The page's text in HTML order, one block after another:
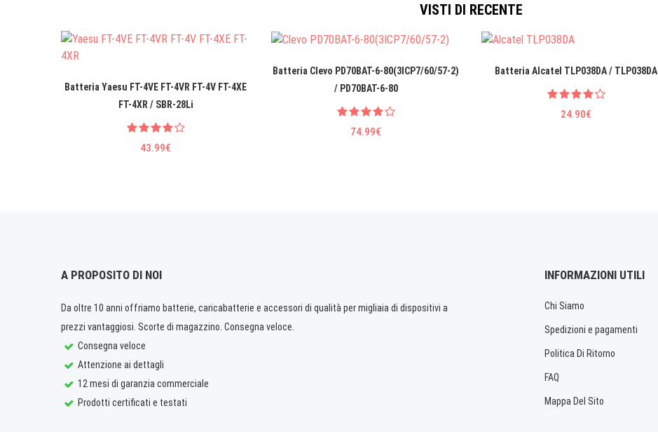
VISTI DI RECENTE
Batteria Yaesu FT-4VE FT-4VR FT-4V FT-4XE
FT-4XR / SBR-28Li
43.99€
Batteria Clevo PD70BAT-6-80(3ICP7/60/57-2)
/ PD70BAT-6-80
74.99€
Batteria Alcatel TLP038DA / TLP038DA
24.90€
A PROPOSITO DI NOI
Da oltre 10 anni offriamo batterie, caricabatterie e accessori di qualità per migliaia di dispositivi a
prezzi vantaggiosi. Scorte di magazzino. Consegna veloce.
Consegna veloce
Attenzione ai dettagli
12 mesi di garanzia commerciale
Prodotti certificati e testati
INFORMAZIONI UTILI
Chi Siamo
Spedizioni e pagamenti
Politica Di Ritorno
FAQ
Mappa Del Sito